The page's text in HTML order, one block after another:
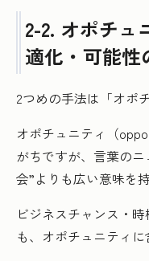
2-2. オポチュ
適化・可能性
2つめの手法は「オポ
オポチュニティ（
がちですが、言葉の
会”よりも広い意味を
ビジネスチャンス・
も、オポチュニティに